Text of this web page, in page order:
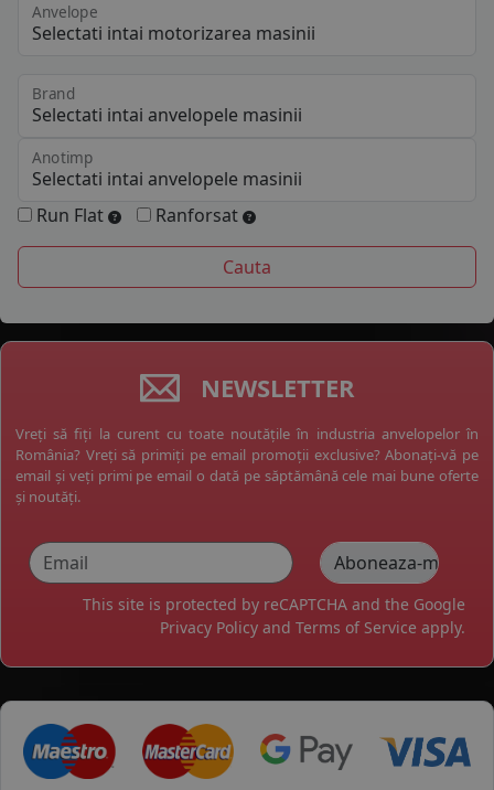
Anvelope
Brand
Anotimp
Run Flat Ranforsat
NEWSLETTER
Vreți să fiți la curent cu toate noutățile în industria anvelopelor în
România? Vreți să primiți pe email promoții exclusive? Abonați-vă pe
email și veți primi pe email o dată pe săptămână cele mai bune oferte
și noutăți.
This site is protected by reCAPTCHA and the Google
Privacy Policy and Terms of Service apply.